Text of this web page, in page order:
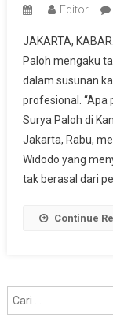
Editor
JAKARTA,
Paloh mengaku
dalam susunan
profesional. “Apa
Surya Paloh di
Jakarta, Rabu,
Widodo yang
tak berasal dari
Continue